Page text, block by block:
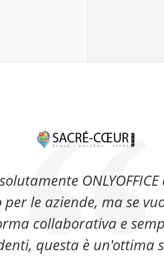
le aziende, ma se
collaborativa e
questa è un'ottima